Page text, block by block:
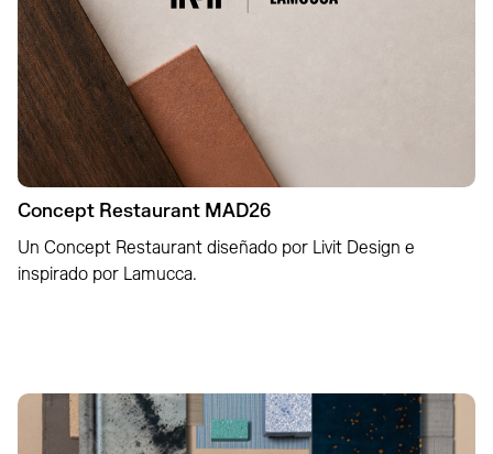
Concept Restaurant MAD26
Un Concept Restaurant diseñado por Livit Design e
inspirado por Lamucca.